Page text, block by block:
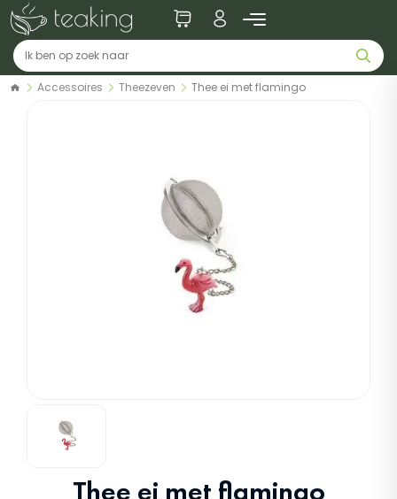
Accessoires Theezeven Thee ei met flamingo
Thee ei met flamingo